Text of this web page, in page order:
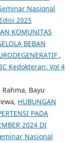
Nasional
2025
KOMUNITAS
BEBAN
,
Kedokteran: Vol 4
Bayu
HUBUNGAN
PADA
2024 DI
Nasional